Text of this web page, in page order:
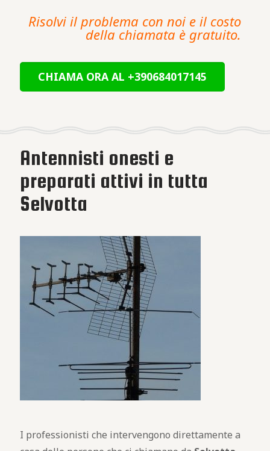
Risolvi il problema con noi e il costo
della chiamata è gratuito.
CHIAMA ORA AL +390684017145
Antennisti onesti e
preparati attivi in tutta
Selvotta
I professionisti che intervengono direttamente a